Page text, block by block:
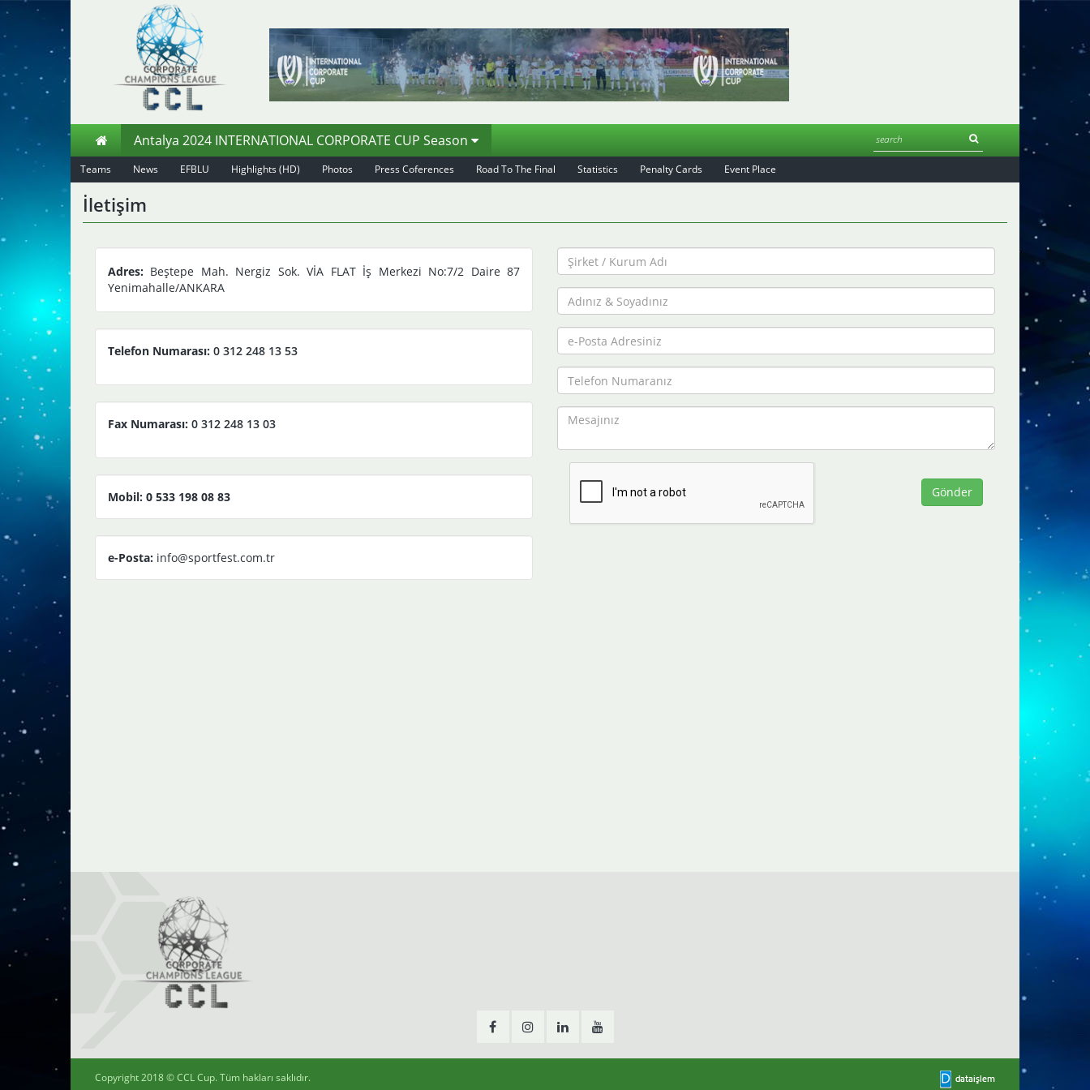
Antalya 2024 INTERNATIONAL CORPORATE CUP Season
Teams News EFBLU Highlights (HD) Photos Press Coferences Road To The Final Statistics Penalty Cards Event Place
İletişim
Adres: Beştepe Mah. Nergiz Sok. VİA FLAT İş Merkezi No:7/2 Daire 87
Yenimahalle/ANKARA
Telefon Numarası: 0 312 248 13 53
Fax Numarası: 0 312 248 13 03
Mobil: 0 533 198 08 83
e-Posta: info@sportfest.com.tr
Gönder
Copyright 2018 ©CCL Cup. Tüm hakları saklıdır.